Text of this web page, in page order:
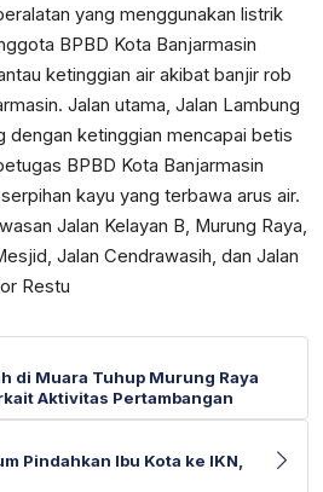
yang menggunakan listrik
BPBD Kota Banjarmasin
ketinggian air akibat banjir rob
Jalan utama, Jalan Lambung
dengan ketinggian mencapai betis
BPBD Kota Banjarmasin
kayu yang terbawa arus air.
Jalan Kelayan B, Murung Raya,
Jalan Cendrawasih, dan Jalan
Restu
di Muara Tuhup Murung Raya
Aktivitas Pertambangan
Pindahkan Ibu Kota ke IKN,